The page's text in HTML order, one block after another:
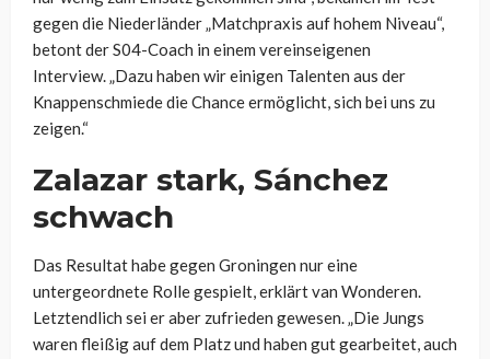
gegen die Niederländer „Matchpraxis auf hohem Niveau“,
betont der S04-Coach in einem vereinseigenen
Interview. „Dazu haben wir einigen Talenten aus der
Knappenschmiede die Chance ermöglicht, sich bei uns zu
zeigen.“
Zalazar stark, Sánchez
schwach
Das Resultat habe gegen Groningen nur eine
untergeordnete Rolle gespielt, erklärt van Wonderen.
Letztendlich sei er aber zufrieden gewesen. „Die Jungs
waren fleißig auf dem Platz und haben gut gearbeitet, auch